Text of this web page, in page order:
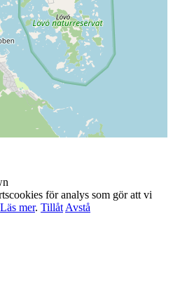
Reserved.
för analys som gör att vi
Läs mer. Tillåt Avstå